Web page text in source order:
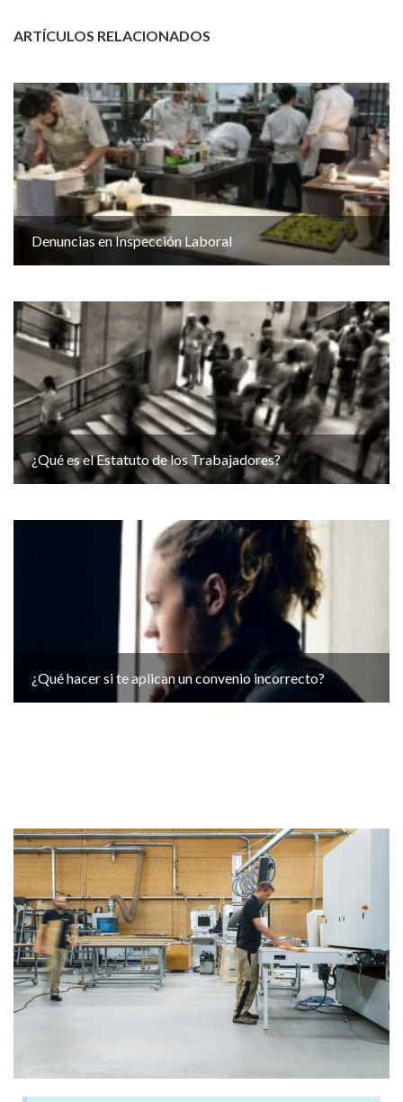
ARTÍCULOS RELACIONADOS
Denuncias en Inspección Laboral
¿Qué es el Estatuto de los Trabajadores?
¿Qué hacer si te aplican un convenio incorrecto?